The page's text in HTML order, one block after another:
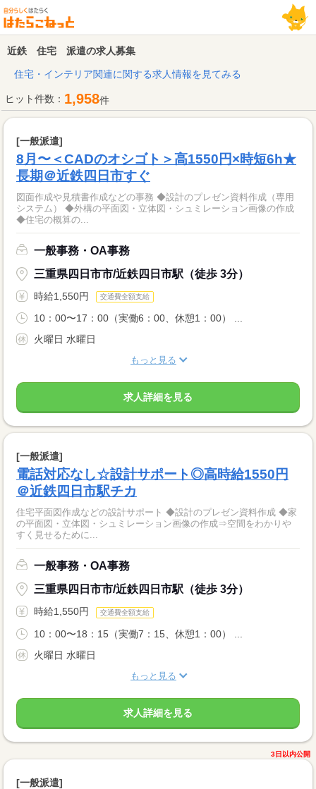
近鉄 住宅 派遣の求人募集
住宅・インテリア関連に関する求人情報を見てみる
ヒット件数： 1,958件
[一般派遣]
8月〜＜CADのオシゴト＞高1550円×時短6h★
長期＠近鉄四日市すぐ
図面作成や見積書作成などの事務 ◆設計のプレゼン資料作成（専用
システム） ◆外構の平面図・立体図・シュミレーション画像の作成
◆住宅の概算の...
一般事務・OA事務
三重県四日市市/近鉄四日市駅（徒歩 3分）
時給1,550円 交通費全額支給
10：00〜17：00（実働6：00、休憩1：00） ...
火曜日 水曜日
もっと見る
求人詳細を見る
[一般派遣]
電話対応なし☆設計サポート◎高時給1550円
＠近鉄四日市駅チカ
住宅平面図作成などの設計サポート ◆設計のプレゼン資料作成 ◆家
の平面図・立体図・シュミレーション画像の作成⇒空間をわかりや
すく見せるために...
一般事務・OA事務
三重県四日市市/近鉄四日市駅（徒歩 3分）
時給1,550円 交通費全額支給
10：00〜18：15（実働7：15、休憩1：00） ...
火曜日 水曜日
もっと見る
求人詳細を見る
3日以内公開
[一般派遣]